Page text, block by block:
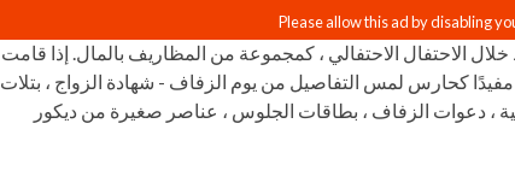
الاحتفال الاحتفالي ، كمجموعة من المظاريف بالمال. إذا قامت
مفيدًا كحارس لمس التفاصيل من يوم الزفاف - شهادة الزواج ، بتلات
، دعوات الزفاف ، بطاقات الجلوس ، عناصر صغيرة من ديكور